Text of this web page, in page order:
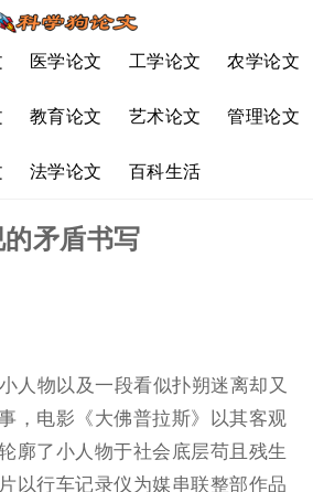
医学论文 工学论文 农学论文
教育论文 艺术论文 管理论文
法学论文 百科生活
矛盾书写
人物以及一段看似扑朔迷离却又
，电影《大佛普拉斯》以其客观
廓了小人物于社会底层苟且残生
以行车记录仪为媒串联整部作品